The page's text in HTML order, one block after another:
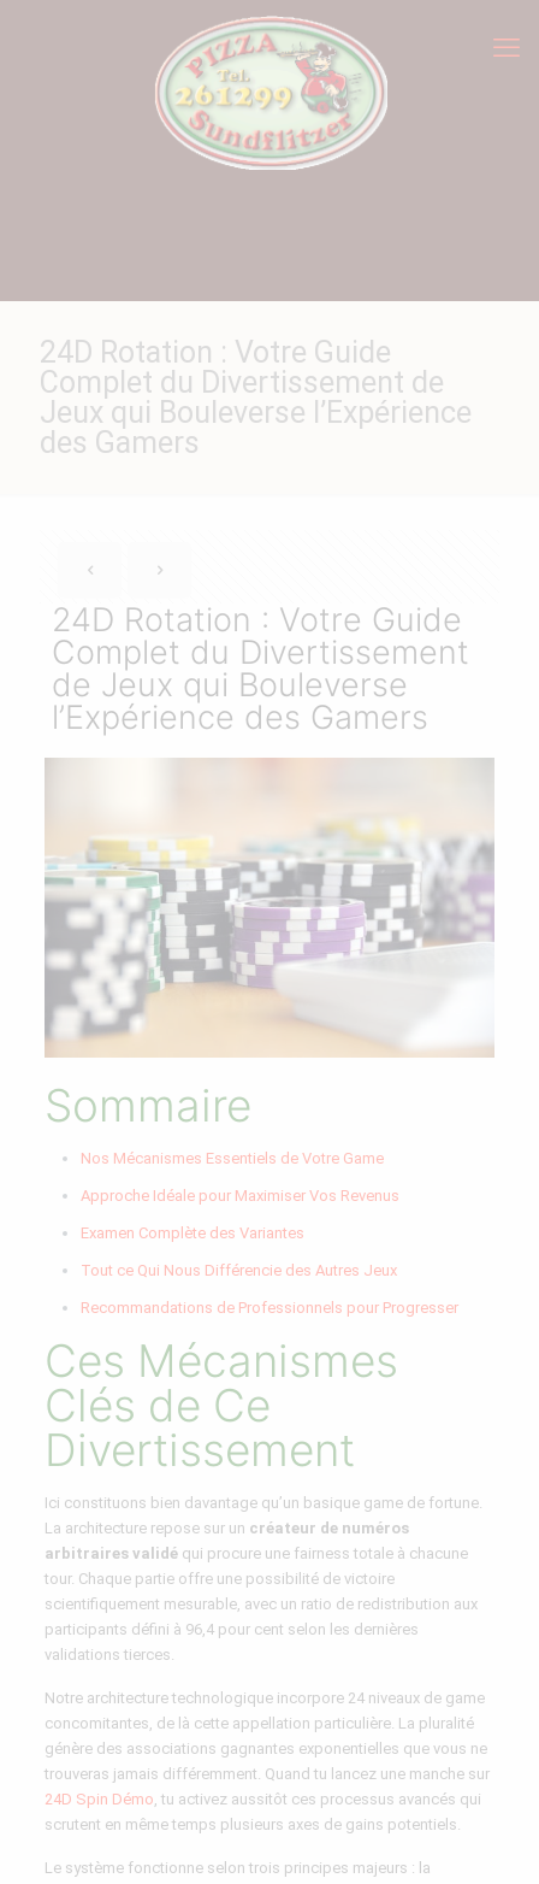
24D Rotation : Votre Guide
Complet du Divertissement de
Jeux qui Bouleverse l’Expérience
des Gamers
24D Rotation : Votre Guide
Complet du Divertissement
de Jeux qui Bouleverse
l’Expérience des Gamers
Sommaire
Nos Mécanismes Essentiels de Votre Game
Approche Idéale pour Maximiser Vos Revenus
Examen Complète des Variantes
Tout ce Qui Nous Différencie des Autres Jeux
Recommandations de Professionnels pour Progresser
Ces Mécanismes
Clés de Ce
Divertissement
Ici constituons bien davantage qu’un basique game de fortune.
La architecture repose sur un créateur de numéros
arbitraires validéqui procure une fairness totale à chacune
tour. Chaque partie offre une possibilité de victoire
scientifiquement mesurable, avec un ratio de redistribution aux
participants défini à 96,4 pour cent selon les dernières
validations tierces.
Notre architecture technologique incorpore 24 niveaux de game
concomitantes, de là cette appellation particulière. La pluralité
génère des associations gagnantes exponentielles que vous ne
trouveras jamais différemment. Quand tu lancez une manche sur
24D Spin Démo , tu activez aussitôt ces processus avancés qui
scrutent en même temps plusieurs axes de gains potentiels.
Le système fonctionne selon trois principes majeurs : la